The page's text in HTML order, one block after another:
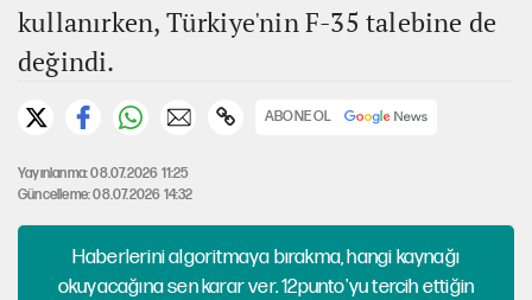
kullanırken, Türkiye'nin F-35 talebine de
değindi.
ABONE OL
Yayınlanma: 08.07.2026 11:25
Güncelleme: 08.07.2026 14:32
Haberlerini algoritmaya bırakma, hangi kaynağı
okuyacağına sen karar ver. 12punto'yu tercih ettiğin